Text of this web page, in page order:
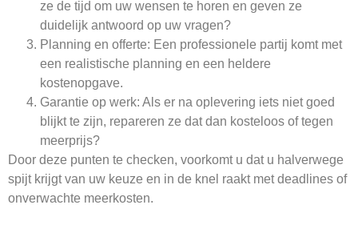
ze de tijd om uw wensen te horen en geven ze
duidelijk antwoord op uw vragen?
Planning en offerte: Een professionele partij komt met
een realistische planning en een heldere
kostenopgave.
Garantie op werk: Als er na oplevering iets niet goed
blijkt te zijn, repareren ze dat dan kosteloos of tegen
meerprijs?
Door deze punten te checken, voorkomt u dat u halverwege
spijt krijgt van uw keuze en in de knel raakt met deadlines of
onverwachte meerkosten.